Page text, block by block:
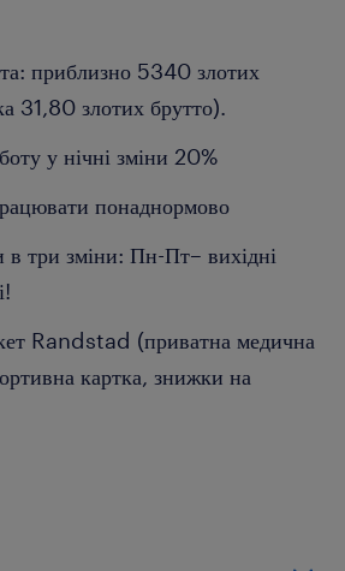
приблизно 5340 злотих
31,80 злотих брутто).
у нічні зміни 20%
понаднормово
в три зміни: Пн-Пт– вихідні
Randstad (приватна медична
картка, знижки на